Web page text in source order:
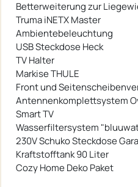
Betterweiterung zur
Truma iNETX Master
Ambientebeleuchtung
USB Steckdose Heck
TV Halter
Markise THULE
Front und
Antennenkomplettsystem
Smart TV
Wasserfiltersystem
230V Schuko Steckdose
Kraftstofftank 90 Liter
Cozy Home Deko Paket